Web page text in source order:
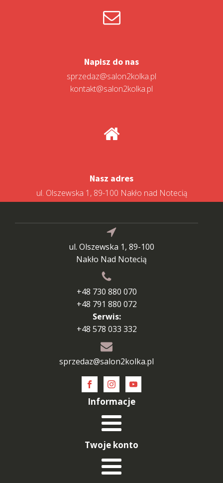
Napisz do nas
sprzedaz@salon2kolka.pl
kontakt@salon2kolka.pl
Nasz adres
ul. Olszewska 1, 89-100 Nakło nad Notecią
ul. Olszewska 1, 89-100
Nakło Nad Notecią
+48 730 880 070
+48 791 880 072
Serwis:
+48 578 033 332
sprzedaz@salon2kolka.pl
Informacje
Twoje konto